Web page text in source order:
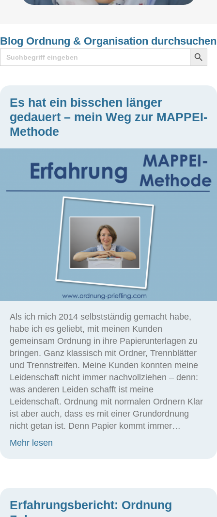
Blog Ordnung & Organisation durchsuchen
Search
for:
Button
Es hat ein bisschen länger
gedauert – mein Weg zur MAPPEI-
Methode
Als ich mich 2014 selbstständig gemacht habe,
habe ich es geliebt, mit meinen Kunden
gemeinsam Ordnung in ihre Papierunterlagen zu
bringen. Ganz klassisch mit Ordner, Trennblätter
und Trennstreifen. Meine Kunden konnten meine
Leidenschaft nicht immer nachvollziehen – denn:
was anderen Leiden schafft ist meine
Leidenschaft. Ordnung mit normalen Ordnern Klar
ist aber auch, dass es mit einer Grundordnung
nicht getan ist. Denn Papier kommt immer…
Mehr lesen
Erfahrungsbericht: Ordnung